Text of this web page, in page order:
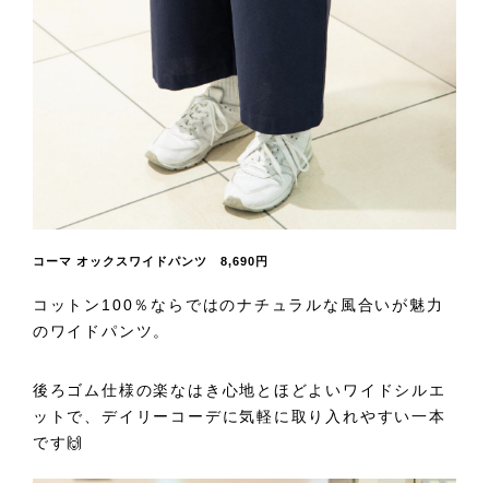
コーマ オックスワイドパンツ 8,690円
コットン100％ならではのナチュラルな風合いが魅力
のワイドパンツ。
後ろゴム仕様の楽なはき心地とほどよいワイドシルエ
ットで、デイリーコーデに気軽に取り入れやすい一本
です🙌